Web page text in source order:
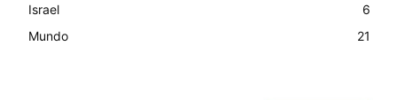
Israel
6
Mundo
21